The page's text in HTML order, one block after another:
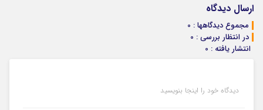
ارسال دیدگاه
مجموع دیدگاهها : 0
در انتظار بررسی : 0
انتشار یافته : 0
دیدگاه خود را اینجا بنویسید